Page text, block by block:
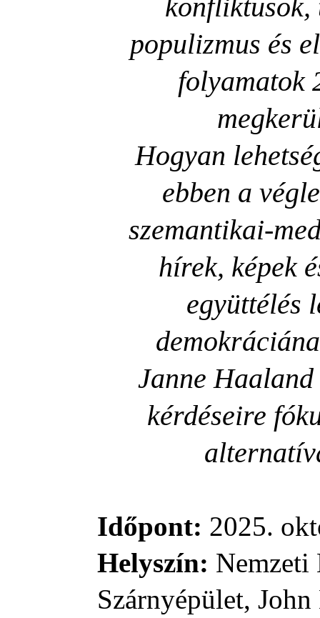
konfliktusok,
populizmus és
folyamatok
Hogyan
ebben a
szemantikai-
hírek, képek
együttélés
Janne
kérdéseire
Időpont: 2025.
Helyszín: Nemzeti
Szárnyépület,